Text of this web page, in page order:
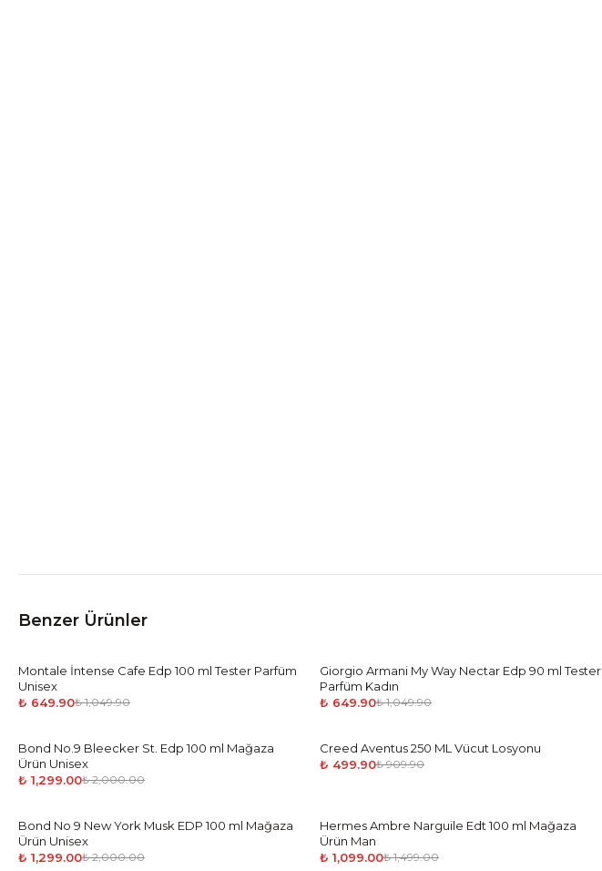
Benzer Ürünler
-38%
Montale İntense Cafe Edp 100 ml Tester Parfüm
Unisex
₺ 649.90₺ 1,049.90
-38%
Giorgio Armani My Way Nectar Edp 90 ml Tester
Parfüm Kadın
₺ 649.90₺ 1,049.90
-35 %
Bond No.9 Bleecker St. Edp 100 ml Mağaza
Ürün Unisex
₺ 1,299.00₺ 2,000.00
-45%
Creed Aventus 250 ML Vücut Losyonu
₺ 499.90₺ 909.90
-35 %
Bond No 9 New York Musk EDP 100 ml Mağaza
Ürün Unisex
₺ 1,299.00₺ 2,000.00
-27%
Hermes Ambre Narguile Edt 100 ml Mağaza
Ürün Man
₺ 1,099.00₺ 1,499.00